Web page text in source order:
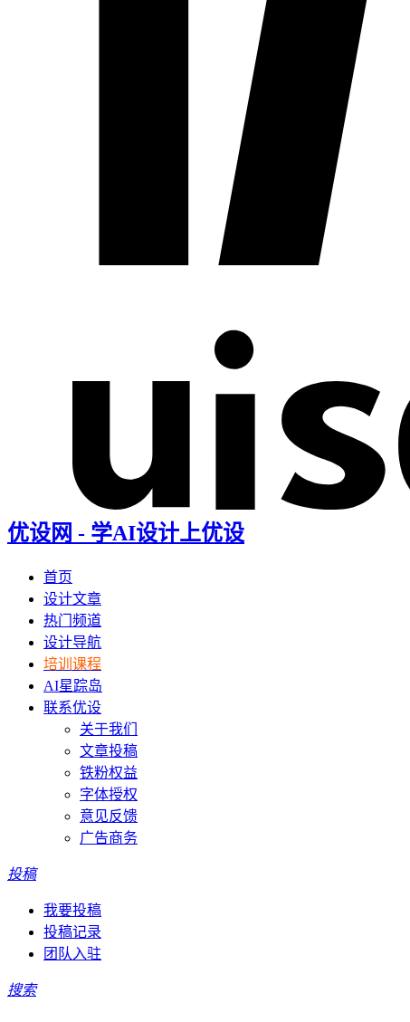
优设网 - 学AI设计上优设
首页
设计文章
热门频道
设计导航
培训课程
AI星踪岛
联系优设
关于我们
文章投稿
铁粉权益
字体授权
意见反馈
广告商务
投稿
我要投稿
投稿记录
团队入驻
搜索